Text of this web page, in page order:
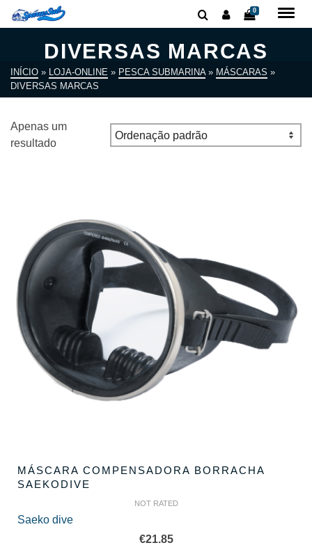
0
DIVERSAS MARCAS
INÍCIO » LOJA-ONLINE » PESCA SUBMARINA » MÁSCARAS »
DIVERSAS MARCAS
Apenas um
resultado
MÁSCARA COMPENSADORA BORRACHA
SAEKODIVE
NOT RATED
Saeko dive
€21.85